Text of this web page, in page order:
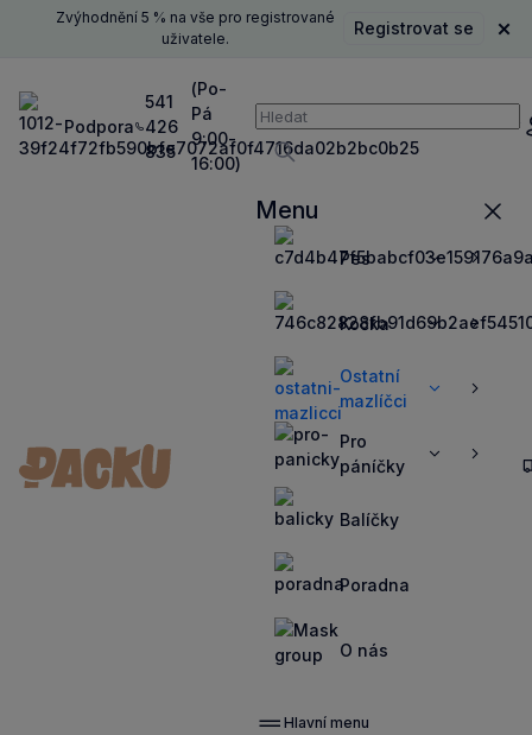
Zvýhodnění 5 % na vše pro registrované
uživatele.
Registrovat se
Podpora
541
426
835
(Po-
Pá
9:00-
16:00)
Vyhledávání
Vyhledávat
Menu
Pes
ZobrazitZobrazit
Kočka
ZobrazitZobrazit
Ostatní
mazlíčci
ZobrazitZobrazit
Pro
páníčky
ZobrazitZobrazit
Balíčky
Poradna
O nás
Hlavní menu